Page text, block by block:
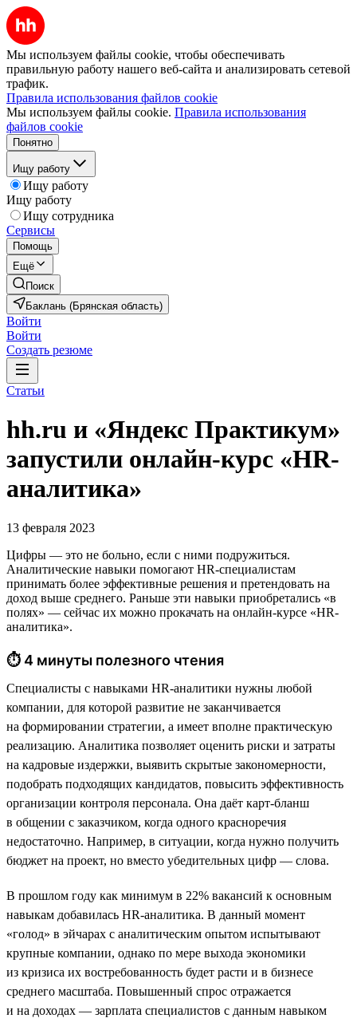
Мы используем файлы cookie, чтобы обеспечивать
правильную работу нашего веб-сайта и анализировать сетевой
трафик.
Правила использования файлов cookie
Мы используем файлы cookie. Правила использования
файлов cookie
Понятно
Ищу работу
Ищу работу
Ищу работу
Ищу сотрудника
Сервисы
Помощь
Ещё
Поиск
Баклань (Брянская область)
Войти
Войти
Создать резюме
Статьи
hh.ru и «Яндекс Практикум»
запустили онлайн-курс «HR-
аналитика»
13 февраля 2023
Цифры — это не больно, если с ними подружиться.
Аналитические навыки помогают HR-специалистам
принимать более эффективные решения и претендовать на
доход выше среднего. Раньше эти навыки приобретались «в
полях» — сейчас их можно прокачать на онлайн-курсе «HR-
аналитика».
⏱ 4 минуты полезного чтения
Специалисты с навыками HR-аналитики нужны любой
компании, для которой развитие не заканчивается
на формировании стратегии, а имеет вполне практическую
реализацию. Аналитика позволяет оценить риски и затраты
на кадровые издержки, выявить скрытые закономерности,
подобрать подходящих кандидатов, повысить эффективность
организации контроля персонала. Она даёт карт-бланш
в общении с заказчиком, когда одного красноречия
недостаточно. Например, в ситуации, когда нужно получить
бюджет на проект, но вместо убедительных цифр — слова.
В прошлом году как минимум в 22% вакансий к основным
навыкам добавилась HR-аналитика. В данный момент
«голод» в эйчарах с аналитическим опытом испытывают
крупные компании, однако по мере выхода экономики
из кризиса их востребованность будет расти и в бизнесе
среднего масштаба. Повышенный спрос отражается
и на доходах — зарплата специалистов с данным навыком